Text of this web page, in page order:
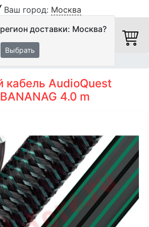
Ваш город: Москва
доставки: Москва?
Выбрать
кабель AudioQuest
4.0 m